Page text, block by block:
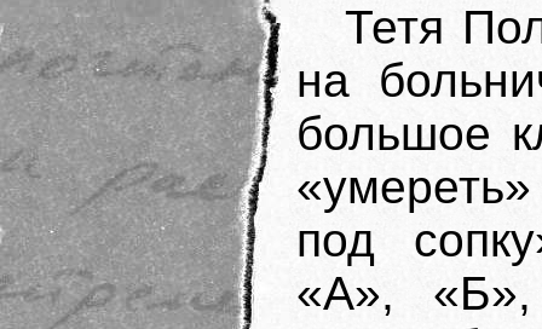
Тетя
на
большое
под
«А»,